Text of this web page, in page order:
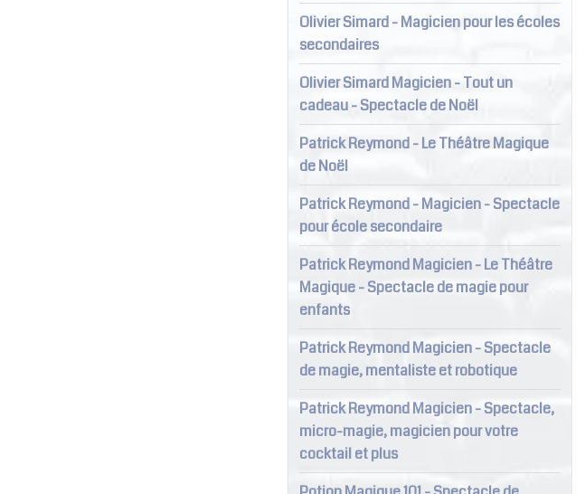
Olivier Simard - Magicien pour les écoles
secondaires
Olivier Simard Magicien - Tout un
cadeau - Spectacle de Noël
Patrick Reymond - Le Théâtre Magique
de Noël
Patrick Reymond - Magicien - Spectacle
pour école secondaire
Patrick Reymond Magicien - Le Théâtre
Magique - Spectacle de magie pour
enfants
Patrick Reymond Magicien - Spectacle
de magie, mentaliste et robotique
Patrick Reymond Magicien - Spectacle,
micro-magie, magicien pour votre
cocktail et plus